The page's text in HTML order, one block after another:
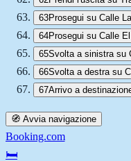
63Prosegui su Calle
64Prosegui su Calle
65Svolta a sinistra su
66Svolta a destra su
67Arrivo a
🧭 Avvia navigazione
Booking.com
🛏️